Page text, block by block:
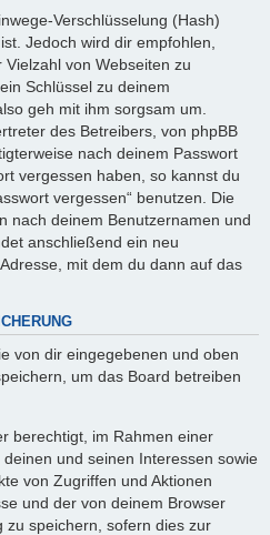
Verschlüsselung (Hash)
Jedoch wird dir empfohlen,
von Webseiten zu
Schlüssel zu deinem
geh mit ihm sorgsam um.
des Betreibers, von phpBB
nach deinem Passwort
vergessen haben, so kannst du
vergessen“ benutzen. Die
nach deinem Benutzernamen und
anschließend ein neu
mit dem du dann auf das
von dir eingegebenen und oben
um das Board betreiben
berechtigt, im Rahmen einer
und seinen Interessen sowie
von Zugriffen und Aktionen
und der von deinem Browser
zu speichern, sofern dies zur